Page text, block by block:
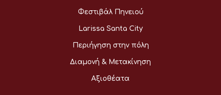
Φεστιβάλ Πηνειού
Larissa Santa City
Περιήγηση στην πόλη
Διαμονή & Μετακίνηση
Αξιοθέατα